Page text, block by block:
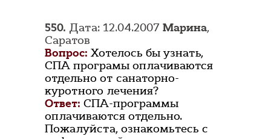
550. Дата: 12.04.2007 Марина,
Саратов
Вопрос: Хотелось бы узнать,
СПА програмы оплачиваются
отдельно от санаторно-
куротного лечения?
Ответ: СПА-программы
оплачиваются отдельно.
Пожалуйста, ознакомьтесь с